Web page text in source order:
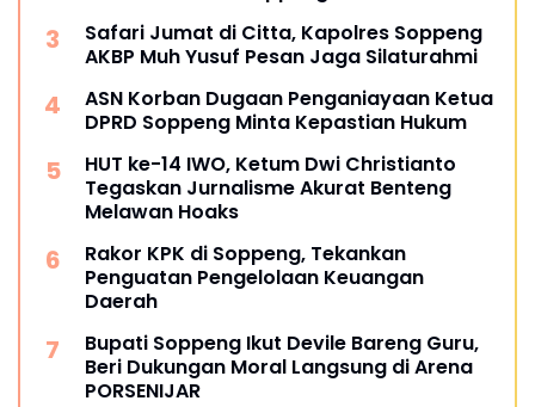
Safari Jumat di Citta, Kapolres Soppeng
AKBP Muh Yusuf Pesan Jaga Silaturahmi
ASN Korban Dugaan Penganiayaan Ketua
DPRD Soppeng Minta Kepastian Hukum
HUT ke-14 IWO, Ketum Dwi Christianto
Tegaskan Jurnalisme Akurat Benteng
Melawan Hoaks
Rakor KPK di Soppeng, Tekankan
Penguatan Pengelolaan Keuangan
Daerah
Bupati Soppeng Ikut Devile Bareng Guru,
Beri Dukungan Moral Langsung di Arena
PORSENIJAR